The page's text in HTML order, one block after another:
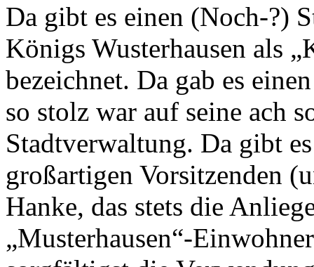
Da gibt es einen (Noch-?)
Königs Wusterhausen als
bezeichnet. Da gab es
so stolz war auf seine ach
Stadtverwaltung. Da gibt
großartigen Vorsitzenden
Hanke, das stets die
„Musterhausen“-